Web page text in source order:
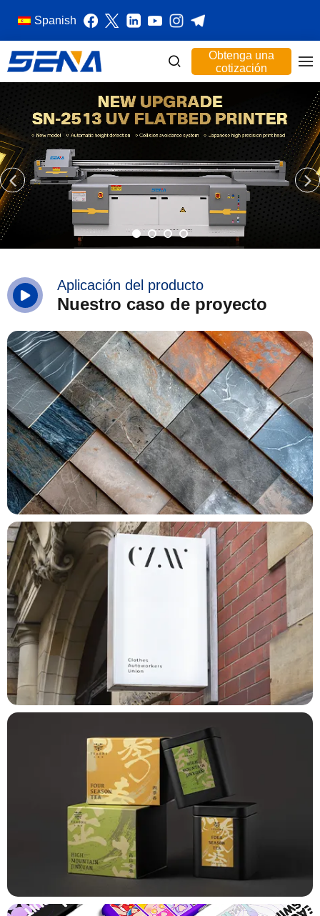
Spanish
Obtenga una
cotización
Aplicación del producto
Nuestro caso de proyecto